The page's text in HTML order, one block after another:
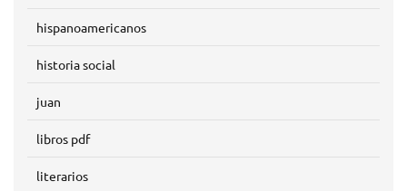
hispanoamericanos
historia social
juan
libros pdf
literarios